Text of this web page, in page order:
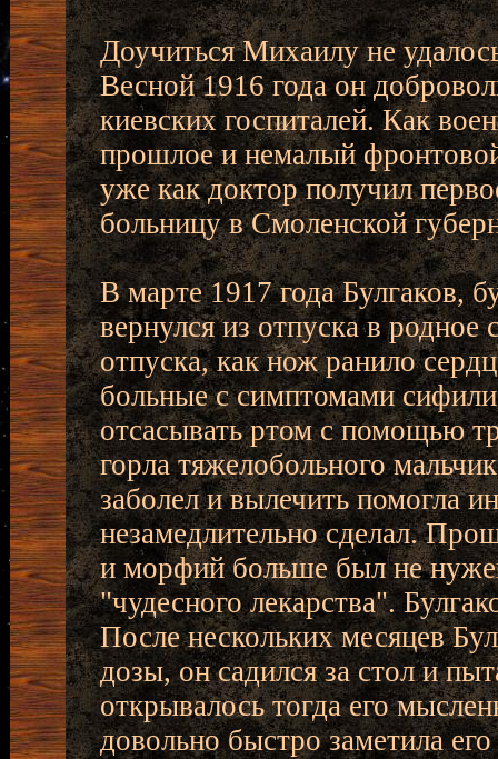
Доучиться Михаилу не
Весной 1916 года он
киевских госпиталей. Как
прошлое и немалый
уже как доктор получил
больницу в Смоленской
В марте 1917 года Булгаков,
вернулся из отпуска в
отпуска, как нож ранило
больные с симптомами
отсасывать ртом с помощью
горла тяжелобольного
заболел и вылечить помогла
незамедлительно сделал.
и морфий больше был не
"чудесного лекарства".
После нескольких месяцев
дозы, он садился за стол и
открывалось тогда его
довольно быстро заметила